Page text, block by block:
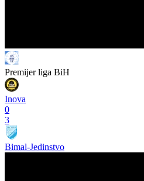
Premijer liga BiH
Inova
0
3
Bimal-Jedinstvo